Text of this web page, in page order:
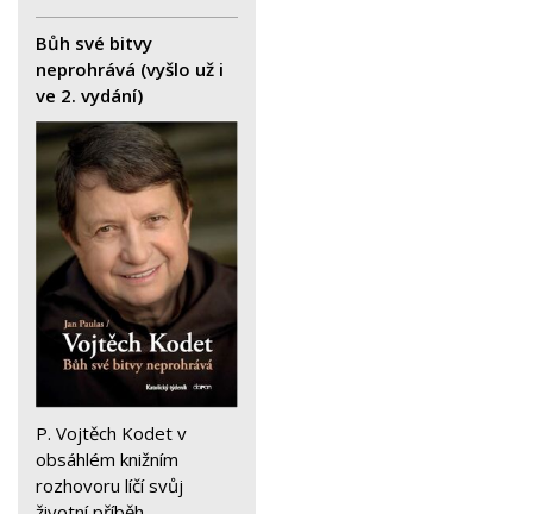
Bůh své bitvy
neprohrává (vyšlo už i
ve 2. vydání)
P. Vojtěch Kodet v
obsáhlém knižním
rozhovoru líčí svůj